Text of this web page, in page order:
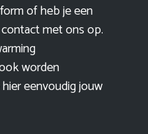
of heb je een
met ons op.
worden
eenvoudigjouw